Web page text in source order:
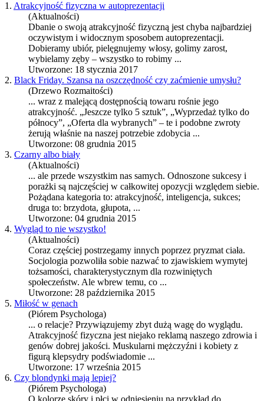
1. Atrakcyjność fizyczna w autoprezentacji
(Aktualności)
Dbanie o swoją atrakcyjność fizyczną jest chyba najbardziej
oczywistym i widocznym sposobem autoprezentacji.
Dobieramy ubiór, pielęgnujemy włosy, golimy zarost,
wybielamy zęby – wszystko to robimy ...
Utworzone: 18 stycznia 2017
2. Black Friday. Szansa na oszczędność czy zaćmienie umysłu?
(Drzewo Rozmaitości)
... wraz z malejącą dostępnością towaru rośnie jego
atrakcyjność. „Jeszcze tylko 5 sztuk”, „Wyprzedaż tylko do
północy”, „Oferta dla wybranych” – te i podobne zwroty
żerują właśnie na naszej potrzebie zdobycia ...
Utworzone: 08 grudnia 2015
3. Czarny albo biały
(Aktualności)
... ale przede wszystkim nas samych. Odnoszone sukcesy i
porażki są najczęściej w całkowitej opozycji względem siebie.
Pożądana kategoria to: atrakcyjność, inteligencja, sukces;
druga to: brzydota, głupota, ...
Utworzone: 04 grudnia 2015
4. Wygląd to nie wszystko!
(Aktualności)
Coraz częściej postrzegamy innych poprzez pryzmat ciała.
Socjologia pozwoliła sobie nazwać to zjawiskiem wymytej
tożsamości, charakterystycznym dla rozwiniętych
społeczeństw. Ale wbrew temu, co ...
Utworzone: 28 października 2015
5. Miłość w genach
(Piórem Psychologa)
... o relacje? Przywiązujemy zbyt dużą wagę do wyglądu.
Atrakcyjność fizyczna jest niejako reklamą naszego zdrowia i
genów dobrej jakości. Muskularni mężczyźni i kobiety z
figurą klepsydry podświadomie ...
Utworzone: 17 września 2015
6. Czy blondynki mają lepiej?
(Piórem Psychologa)